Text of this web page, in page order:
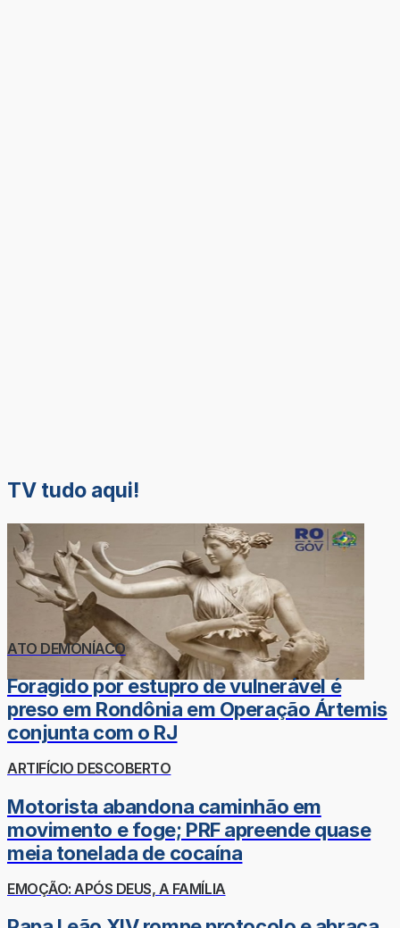
TV tudo aqui!
ATO DEMONÍACO
Foragido por estupro de vulnerável é
preso em Rondônia em Operação Ártemis
conjunta com o RJ
ARTIFÍCIO DESCOBERTO
Motorista abandona caminhão em
movimento e foge; PRF apreende quase
meia tonelada de cocaína
EMOÇÃO: APÓS DEUS, A FAMÍLIA